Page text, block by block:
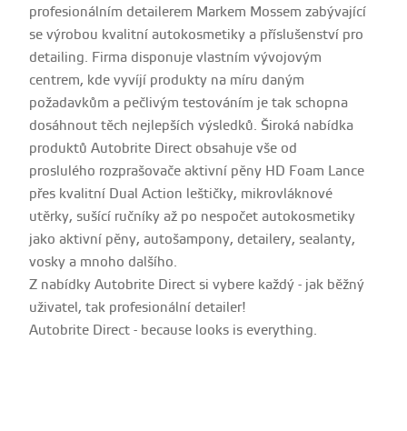
profesionálním detailerem Markem Mossem zabývající
se výrobou kvalitní autokosmetiky a příslušenství pro
detailing. Firma disponuje vlastním vývojovým
centrem, kde vyvíjí produkty na míru daným
požadavkům a pečlivým testováním je tak schopna
dosáhnout těch nejlepších výsledků. Široká nabídka
produktů Autobrite Direct obsahuje vše od
proslulého rozprašovače aktivní pěny HD Foam Lance
přes kvalitní Dual Action leštičky, mikrovláknové
utěrky, sušící ručníky až po nespočet autokosmetiky
jako aktivní pěny, autošampony, detailery, sealanty,
vosky a mnoho dalšího.
Z nabídky Autobrite Direct si vybere každý - jak běžný
uživatel, tak profesionální detailer!
Autobrite Direct - because looks is everything.